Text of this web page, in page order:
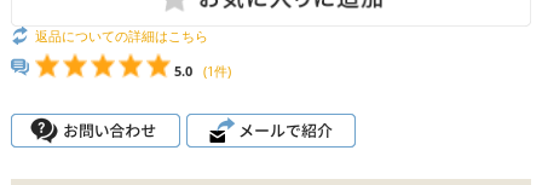
返品についての詳細はこちら
5.0
(1件)